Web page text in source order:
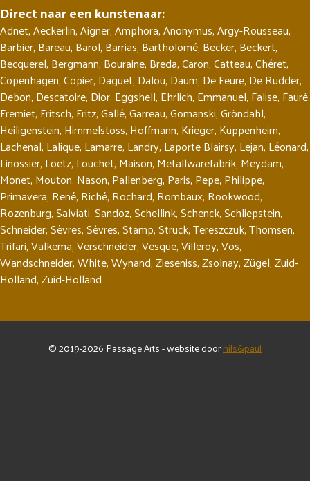
Direct naar een kunstenaar:
Adnet,Aeckerlin,Aigner,Amphora,Anonymus,Argy-Rousseau,
Barbier, Bareau, Barol, Barrias, Bartholomé, Becker, Beckert,
Becquerel, Bergmann, Bouraine, Breda,Caron,Catteau,Chéret,
Copenhagen,Copier, Daguet, Dalou, Daum, De Feure, De Rudder,
Debon, Descatoire, Dior, Eggshell, Ehrlich, Emmanuel, Falise, Fauré,
Fremiet, Fritsch, Fritz,Gallé,Garreau,Gomanski,Gröndahl,
Heiligenstein, Himmelstoss, Hoffmann, Krieger, Kuppenheim,
Lachenal, Lalique, Lamarre, Landry, Laporte Blairsy, Lejan, Léonard,
Linossier, Loetz, Louchet, Maison, Metallwarefabrik, Meydam,
Monet, Mouton, Nason, Pallenberg, Paris, Pepe, Philippe,
Primavera, René, Riché, Rochard, Rombaux, Rookwood,
Rozenburg,Salviati,Sandoz,Schellink,Schenck,Schliepstein,
Schneider,Sèvres,Sèvres,Stamp,Struck,Tereszczuk,Thomsen,
Trifari,Valkema,Verschneider,Vesque,Villeroy,Vos,
Wandschneider,White,Wynand,Zieseniss,Zsolnay,Zügel,Zuid-
Holland,Zuid-Holland
© 2019-2026 Passage Arts - website doornils&paul